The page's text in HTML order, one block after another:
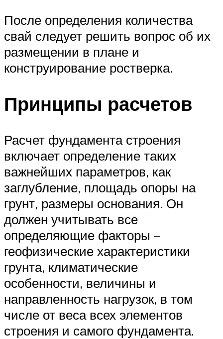
После определения количества
свай следует решить вопрос об их
размещении в плане и
конструирование ростверка.
Принципы расчетов
Расчет фундамента строения
включает определение таких
важнейших параметров, как
заглубление, площадь опоры на
грунт, размеры основания. Он
должен учитывать все
определяющие факторы –
геофизические характеристики
грунта, климатические
особенности, величины и
направленность нагрузок, в том
числе от веса всех элементов
строения и самого фундамента.